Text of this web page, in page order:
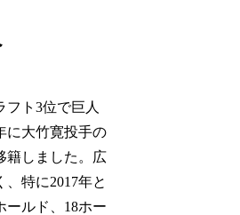
フト3位で巨人
に大竹寛投手の
籍しました。広
特に2017年と
ールド、18ホー